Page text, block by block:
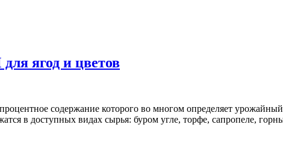
ягод и цветов
содержание которого во многом определяет
в доступных видах сырья: буром угле, торфе, сапропеле,